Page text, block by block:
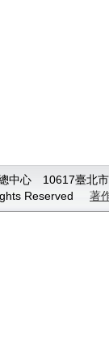
總中心 10617臺
Reserved 著